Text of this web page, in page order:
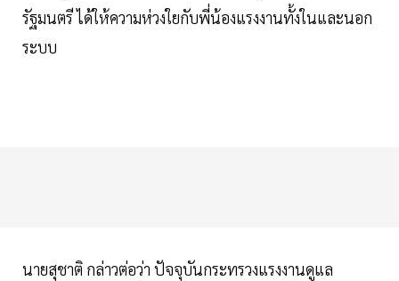
รัฐมนตรี ได้ให้ความห่วงใยกับพี่น้องแรงงานทั้งในและนอก
ระบบ
นายสุชาติ กล่าวต่อว่า ปัจจุบันกระทรวงแรงงานดูแล